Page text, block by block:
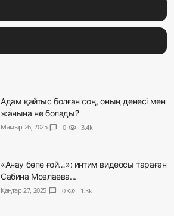
Адам қайтыс болған соң, оның денесі мен
жанына не болады?
Мамыр 26, 2025 chat_bubble 0 visibility 3.4k
«Анау бөпе ғой…»: интим видеосы тараған
Сабина Мовлаева...
Қаңтар 27, 2025 chat_bubble 0 visibility 1.3k